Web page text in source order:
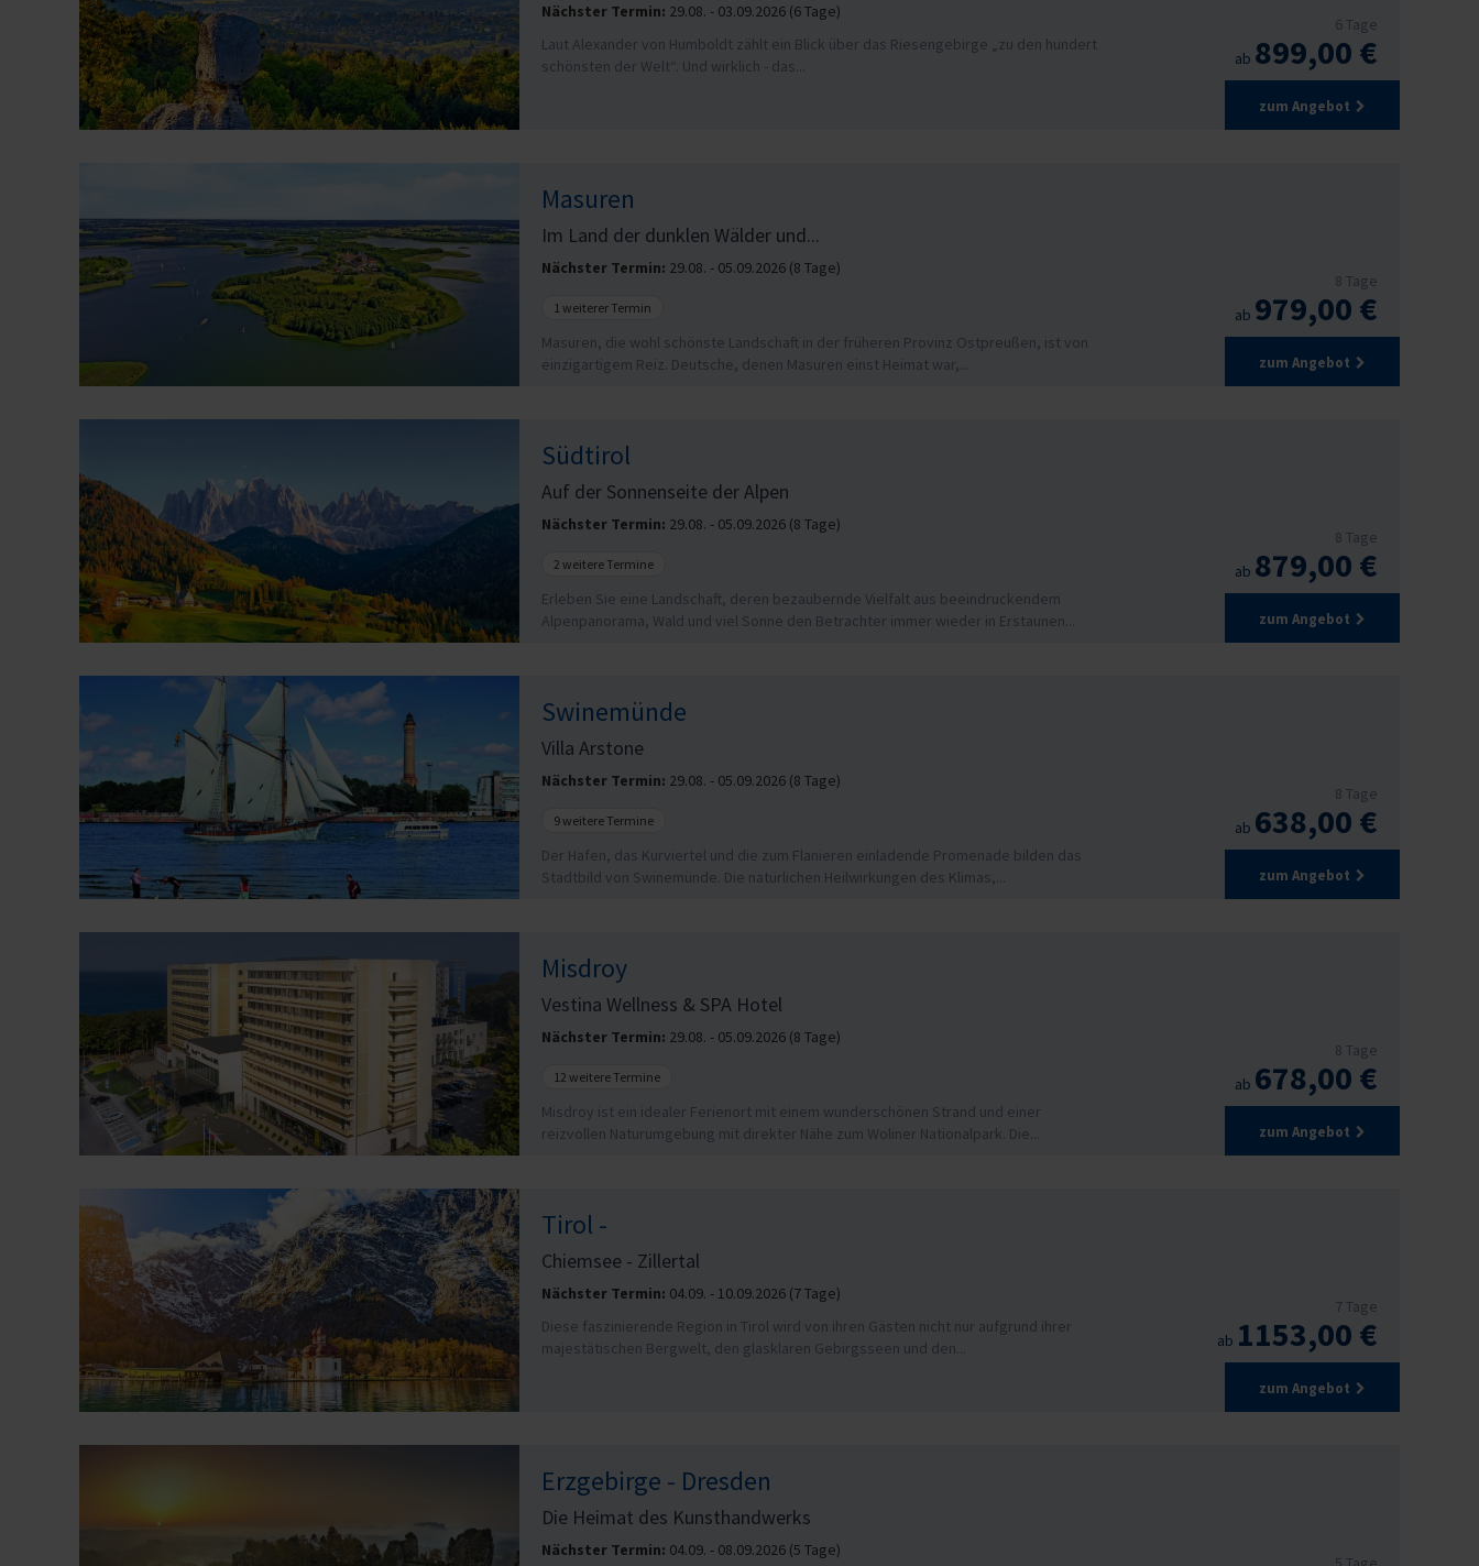
Nächster Termin: 29.08. - 03.09.2026 (6 Tage)
Laut Alexander von Humboldt zählt ein Blick über das Riesengebirge „zu den hundert
schönsten der Welt“. Und wirklich - das...
6 Tage
ab 899,00 €
zum Angebot
Masuren
Im Land der dunklen Wälder und...
Nächster Termin: 29.08. - 05.09.2026 (8 Tage)
1 weiterer Termin
Masuren, die wohl schönste Landschaft in der früheren Provinz Ostpreußen, ist von
einzigartigem Reiz. Deutsche, denen Masuren einst Heimat war,...
8 Tage
ab 979,00 €
zum Angebot
Südtirol
Auf der Sonnenseite der Alpen
Nächster Termin: 29.08. - 05.09.2026 (8 Tage)
2 weitere Termine
Erleben Sie eine Landschaft, deren bezaubernde Vielfalt aus beeindruckendem
Alpenpanorama, Wald und viel Sonne den Betrachter immer wieder in Erstaunen...
8 Tage
ab 879,00 €
zum Angebot
Swinemünde
Villa Arstone
Nächster Termin: 29.08. - 05.09.2026 (8 Tage)
9 weitere Termine
Der Hafen, das Kurviertel und die zum Flanieren einladende Promenade bilden das
Stadtbild von Swinemünde. Die natürlichen Heilwirkungen des Klimas,...
8 Tage
ab 638,00 €
zum Angebot
Misdroy
Vestina Wellness & SPA Hotel
Nächster Termin: 29.08. - 05.09.2026 (8 Tage)
12 weitere Termine
Misdroy ist ein idealer Ferienort mit einem wunderschönen Strand und einer
reizvollen Naturumgebung mit direkter Nähe zum Woliner Nationalpark. Die...
8 Tage
ab 678,00 €
zum Angebot
Tirol -
Chiemsee - Zillertal
Nächster Termin: 04.09. - 10.09.2026 (7 Tage)
Diese faszinierende Region in Tirol wird von ihren Gästen nicht nur aufgrund ihrer
majestätischen Bergwelt, den glasklaren Gebirgsseen und den...
7 Tage
ab 1153,00 €
zum Angebot
Erzgebirge - Dresden
Die Heimat des Kunsthandwerks
Nächster Termin: 04.09. - 08.09.2026 (5 Tage)